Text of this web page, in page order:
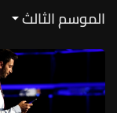
الموسم الثالث